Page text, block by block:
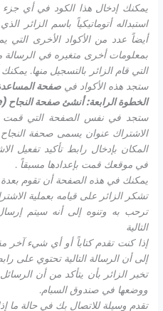
يمكنك إدخال هذا الكود في أي
استبداله أتوماتيكياً باسم الزائر
أيضاً عدد من الأكواد الأخرى التي
بمعلومات أخرى متغيره في الرسالة
التي قام الزائر بالتسجيل منها.
ستجد هذه الأكواد فيصفحة
الخطوة الرابعة: أنشئ صفحة النجاح (
ستجد في نفس الصفحة التي قمت
الاشتراك عنوان يسمى صحفة النجاح
المكان بإدخال رابط تأكيد تفعيل
في موقعك قمت بإعدادها مسبقاً .
يمكنك في هذه الصفحة أن تقوم بعدة
تشكر الزائر على قيامه بعملية
ترحب به وتنوه إلى أنه سيتم
التالية
إذا كنت تقدم كتاباً أو أي شيء آخر
إلى أن الرسالة التالية تحتوي على
تخبر الزائر بأن يتأكد من أن
ووضعها في صندوق السبام.
تقدم وسيلة للاتصال بك في حالة ما